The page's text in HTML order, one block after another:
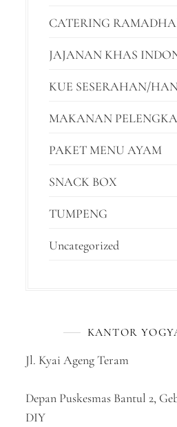
CATERING
JAJANAN KHAS
KUE SESERAHAN/
MAKANAN
PAKET MENU AYAM
SNACK BOX
TUMPENG
Uncategorized
KANTOR
Jl. Kyai Ageng Teram
Depan Puskesmas Bantul 2,
DIY